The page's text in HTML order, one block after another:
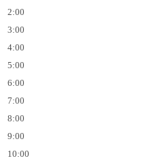
2:00
3:00
4:00
5:00
6:00
7:00
8:00
9:00
10:00